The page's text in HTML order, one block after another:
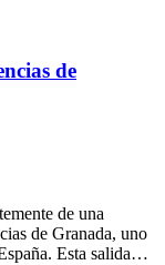
de
de una
de Granada, uno
Esta salida…